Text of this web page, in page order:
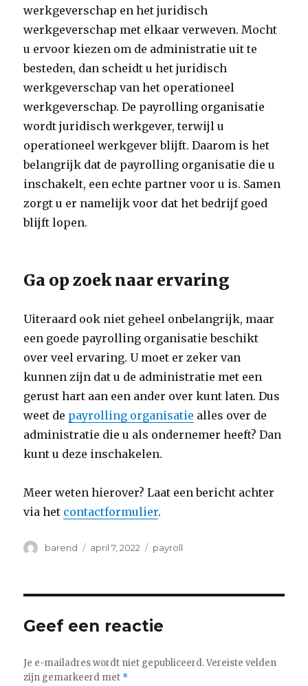
werkgeverschap en het juridisch
werkgeverschap met elkaar verweven. Mocht
u ervoor kiezen om de administratie uit te
besteden, dan scheidt u het juridisch
werkgeverschap van het operationeel
werkgeverschap. De payrolling organisatie
wordt juridisch werkgever, terwijl u
operationeel werkgever blijft. Daarom is het
belangrijk dat de payrolling organisatie die u
inschakelt, een echte partner voor u is. Samen
zorgt u er namelijk voor dat het bedrijf goed
blijft lopen.
Ga op zoek naar ervaring
Uiteraard ook niet geheel onbelangrijk, maar
een goede payrolling organisatie beschikt
over veel ervaring. U moet er zeker van
kunnen zijn dat u de administratie met een
gerust hart aan een ander over kunt laten. Dus
weet de payrolling organisatie alles over de
administratie die u als ondernemer heeft? Dan
kunt u deze inschakelen.
Meer weten hierover? Laat een bericht achter
via het contactformulier.
Auteur
barend
Geplaatst
april 7, 2022 Categorieën
payroll
Geef een reactie
Je e-mailadres wordt niet gepubliceerd. Vereiste velden
zijn gemarkeerd met *